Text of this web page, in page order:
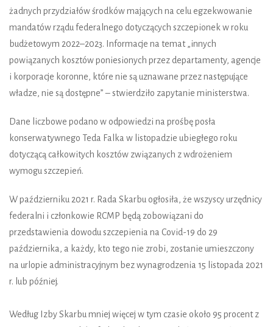
żadnych przydziałów środków mających na celu egzekwowanie
mandatów rządu federalnego dotyczących szczepionek w roku
budżetowym 2022–2023. Informacje na temat „innych
powiązanych kosztów poniesionych przez departamenty, agencje
i korporacje koronne, które nie są uznawane przez następujące
władze, nie są dostępne” – stwierdziło zapytanie ministerstwa.
Dane liczbowe podano w odpowiedzi na prośbę posła
konserwatywnego Teda Falka w listopadzie ubiegłego roku
dotyczącą całkowitych kosztów związanych z wdrożeniem
wymogu szczepień.
W październiku 2021 r. Rada Skarbu ogłosiła, że wszyscy urzędnicy
federalni i członkowie RCMP będą zobowiązani do
przedstawienia dowodu szczepienia na Covid-19 do 29
października, a każdy, kto tego nie zrobi, zostanie umieszczony
na urlopie administracyjnym bez wynagrodzenia 15 listopada 2021
r. lub później.
Według Izby Skarbu mniej więcej w tym czasie około 95 procent z